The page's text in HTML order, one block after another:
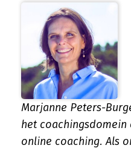
Marjanne Peters-
het coachingsdomein
online coaching. Als